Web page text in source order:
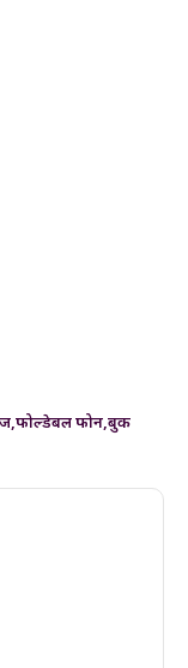
,फोल्डेबल फोन,बुक